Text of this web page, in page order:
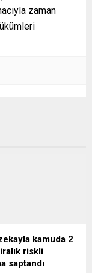
zaman
kamuda 2
riskli
saptandı